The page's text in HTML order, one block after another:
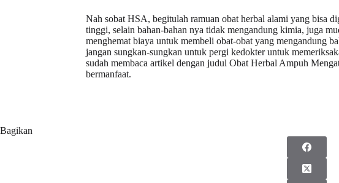
Nah sobat HSA, begitulah ramuan obat herbal alami yang bisa
tinggi, selain bahan-bahan nya tidak mengandung kimia, juga
menghemat biaya untuk membeli obat-obat yang mengandung
jangan sungkan-sungkan untuk pergi kedokter untuk
sudah membaca artikel dengan judul Obat Herbal Ampuh
bermanfaat.
Bagikan